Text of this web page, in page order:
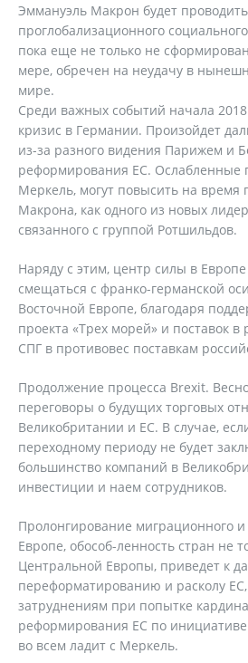
Эммануэль Макрон будет
проглобализационного
пока еще не только не
мере, обречен на неудачу в
мире.
Среди важных событий начала
кризис в Германии. Произойдет
из-за разного видения Парижем и
реформирования ЕС. Ослабленные
Меркель, могут повысить на время
Макрона, как одного из новых
связанного с группой Ротшильдов.
Наряду с этим, центр силы в
смещаться с франко-германской
Восточной Европе, благодаря
проекта «Трех морей» и поставок в
СПГ в противовес поставкам
Продолжение процесса Brexit.
переговоры о будущих торговых
Великобритании и ЕС. В случае,
переходному периоду не будет
большинство компаний в
инвестиции и наем сотрудников.
Пролонгирование миграционного и
Европе, обособ-ленность стран не
Центральной Европы, приведет к
переформатированию и расколу
затруднениям при попытке
реформирования ЕС по
во всем ладит с Меркель.